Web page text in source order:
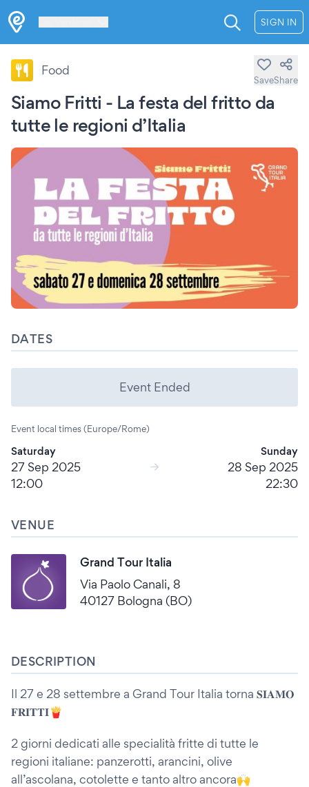
SIGN IN
Siamo Fritti - La festa del fritto da
tutte le regioni d’Italia
Food
SaveShare
DATES
Event Ended
Event local times (Europe/Rome)
Saturday
27 Sep 2025
12:00
Sunday
28 Sep 2025
22:30
VENUE
Grand Tour Italia
Via Paolo Canali, 8
40127 Bologna (BO)
DESCRIPTION
Il 27 e 28 settembre a Grand Tour Italia torna 𝐒𝐈𝐀𝐌𝐎
𝐅𝐑𝐈𝐓𝐓𝐈🍟
2 giorni dedicati alle specialità fritte di tutte le
regioni italiane: panzerotti, arancini, olive
all’ascolana, cotolette e tanto altro ancora🙌